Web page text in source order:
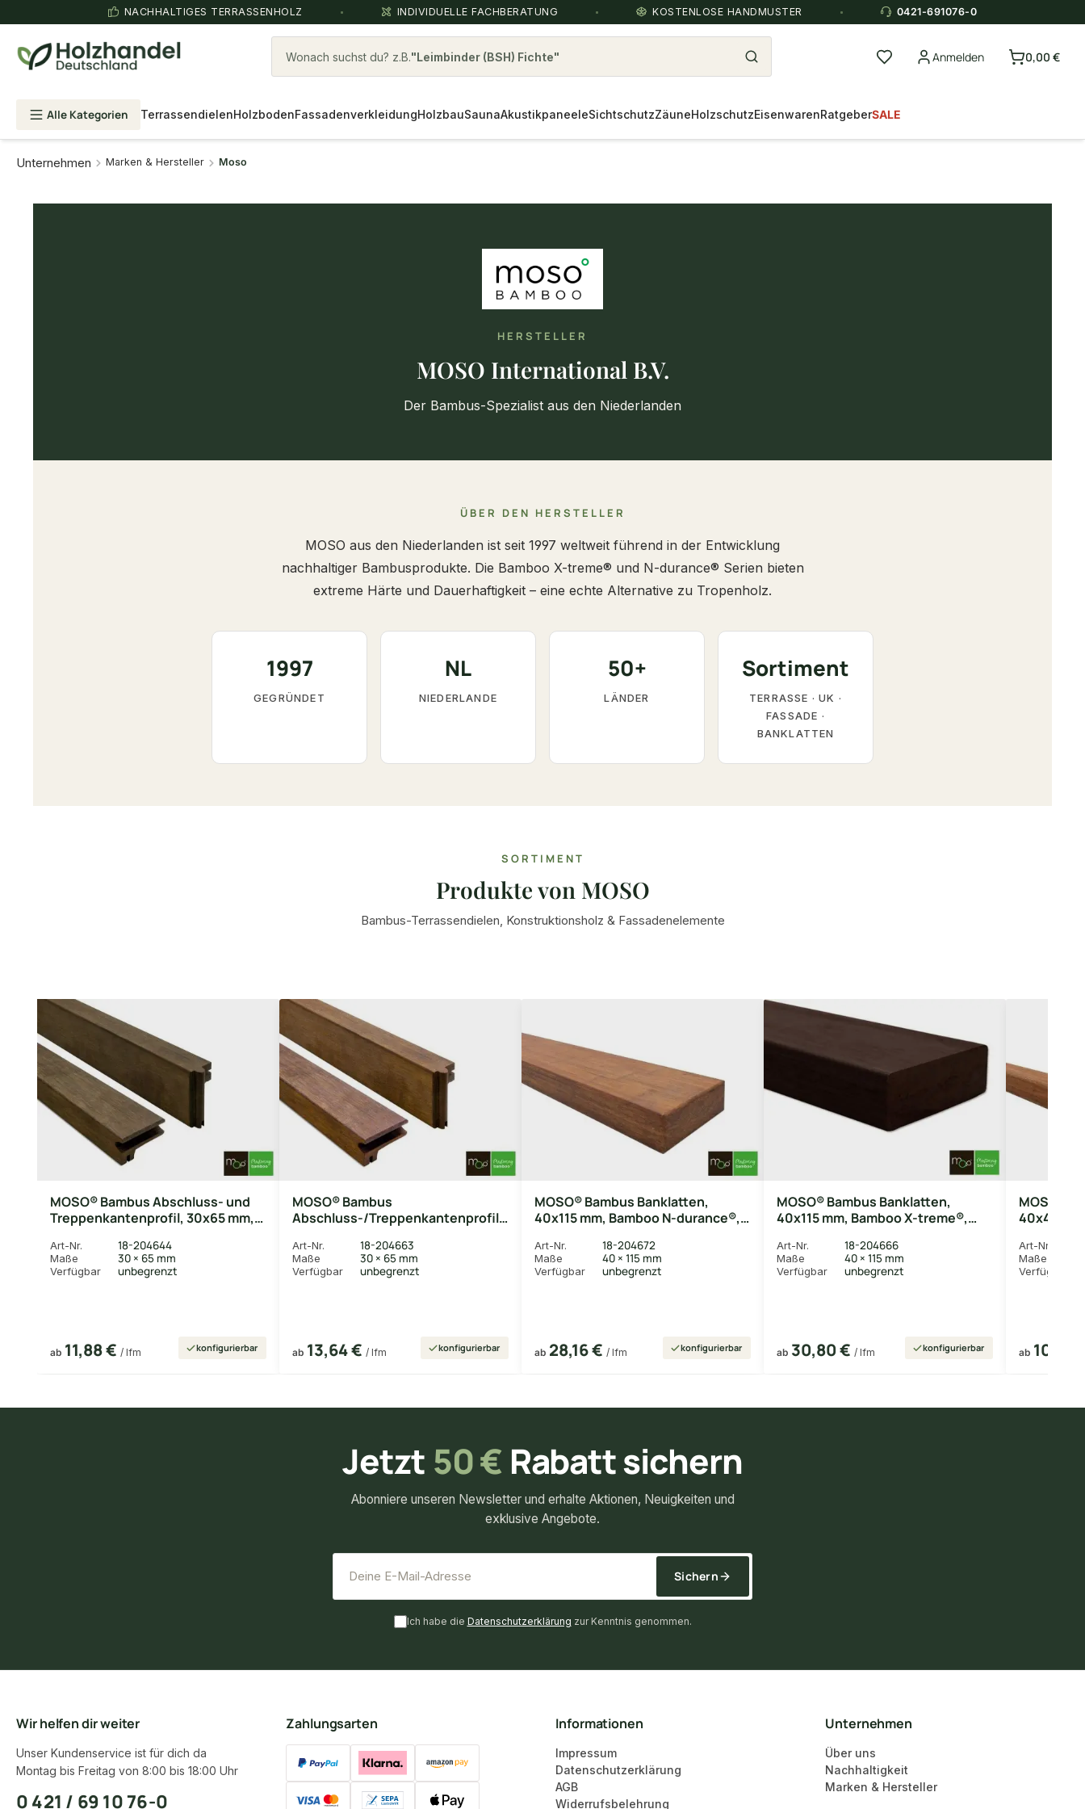
NACHHALTIGES TERRASSENHOLZ INDIVIDUELLE FACHBERATUNG KOSTENLOSE HANDMUSTER 0421-691076-0
Wonach suchst du? z.B. Leimbinder (BSH) Fichte Anmelden 0,00 €
Alle Kategorien TerrassendielenHolzbodenFassadenverkleidungHolzbauSaunaAkustikpaneeleSichtschutzZäuneHolzschutzEisenwarenRatgeberSALE
Unternehmen Marken & Hersteller Moso
HERSTELLER
MOSO International B.V.
Der Bambus-Spezialist aus den Niederlanden
ÜBER DEN HERSTELLER
MOSO aus den Niederlanden ist seit 1997 weltweit führend in der Entwicklung
nachhaltiger Bambusprodukte. Die Bamboo X-treme® und N-durance® Serien bieten
extreme Härte und Dauerhaftigkeit – eine echte Alternative zu Tropenholz.
1997
GEGRÜNDET
NL
NIEDERLANDE
50+
LÄNDER
Sortiment
TERRASSE · UK ·
FASSADE ·
BANKLATTEN
SORTIMENT
Produkte von MOSO
Bambus-Terrassendielen, Konstruktionsholz & Fassadenelemente
Produktgalerie überspringen
MOSO® Bambus Abschluss- und
Treppenkantenprofil, 30x65 mm,
Woca
Art-Nr. 18-204644
Maße 30 × 65 mm
Verfügbar unbegrenzt
ab 11,88 € / lfm konfigurierbar
MOSO® Bambus
Abschluss-/Treppenkantenprofil,
Oberfläche glatt, geölt mit Woca
Art-Nr. 18-204663
Maße 30 × 65 mm
Verfügbar unbegrenzt
ab 13,64 € / lfm konfigurierbar
MOSO® Bambus Banklatten,
40x115 mm, Bamboo N-durance®,
Oberfläche gehobelt
Art-Nr. 18-204672
Maße 40 × 115 mm
Verfügbar unbegrenzt
ab 28,16 € / lfm konfigurierbar
MOSO® Bambus Banklatten,
40x115 mm, Bamboo X-treme®,
Oberfläche gehobelt
Art-Nr. 18-204666
Maße 40 × 115 mm
Verfügbar unbegrenzt
ab 30,80 € / lfm konfigurierbar
MOSO®
40x40
Art-Nr.
Maße
Verfügbar
ab 10,56
Jetzt 50 € Rabatt sichern
Abonniere unseren Newsletter und erhalte Aktionen, Neuigkeiten und
exklusive Angebote.
Sichern
Ich habe die Datenschutzerklärung zur Kenntnis genommen.
Wir helfen dir weiter
Unser Kundenservice ist für dich da
Montag bis Freitag von 8:00 bis 18:00 Uhr
0 421 / 69 10 76-0
Zahlungsarten Informationen
Impressum
Datenschutzerklärung
AGB
Widerrufsbelehrung
Unternehmen
Über uns
Nachhaltigkeit
Marken & Hersteller